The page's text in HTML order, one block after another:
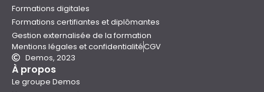
Formations digitales
Formations certifiantes et diplômantes
Gestion externalisée de la formation
Mentions légales et confidentialitéCGV
Demos, 2023
À propos
Le groupe Demos